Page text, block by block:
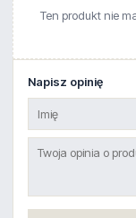
Ten produkt nie
Napisz opinię